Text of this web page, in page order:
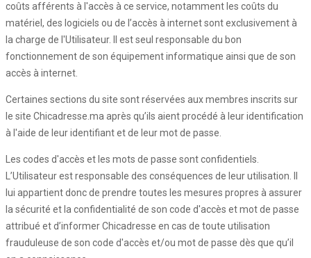
coûts afférents à l'accès à ce service, notamment les coûts du
matériel, des logiciels ou de l’accès à internet sont exclusivement à
la charge de l'Utilisateur. Il est seul responsable du bon
fonctionnement de son équipement informatique ainsi que de son
accès à internet.
Certaines sections du site sont réservées aux membres inscrits sur
le site Chicadresse.ma après qu’ils aient procédé à leur identification
à l'aide de leur identifiant et de leur mot de passe.
Les codes d'accès et les mots de passe sont confidentiels.
L’Utilisateur est responsable des conséquences de leur utilisation. Il
lui appartient donc de prendre toutes les mesures propres à assurer
la sécurité et la confidentialité de son code d'accès et mot de passe
attribué et d’informer Chicadresse en cas de toute utilisation
frauduleuse de son code d'accès et/ou mot de passe dès que qu’il